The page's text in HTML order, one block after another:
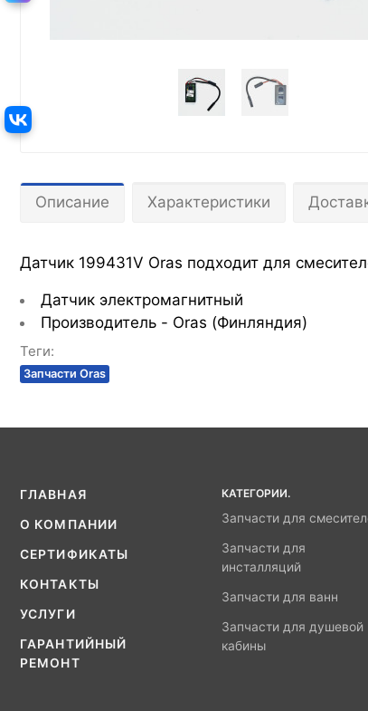
Описание Характеристики
Датчик 199431V Oras подходит для
Датчик электромагнитный
Производитель - Oras (Финляндия)
Теги:
Запчасти Oras
ГЛАВНАЯ
О КОМПАНИИ
СЕРТИФИКАТЫ
КОНТАКТЫ
УСЛУГИ
ГАРАНТИЙНЫЙ
РЕМОНТ
КАТЕГОРИИ.
Запчасти для
Запчасти для
инсталляций
Запчасти для ванн
Запчасти для душевой
кабины